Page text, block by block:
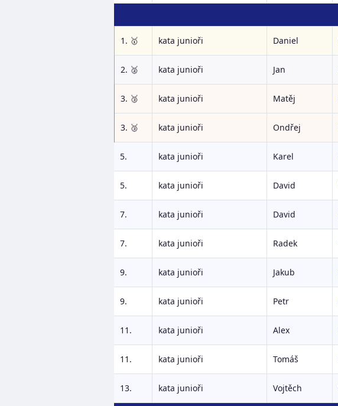
1. 🥇 kata junioři Daniel
2. 🥈 kata junioři Jan
3. 🥉 kata junioři Matěj
3. 🥉 kata junioři Ondřej
5. kata junioři Karel
5. kata junioři David
7. kata junioři David
7. kata junioři Radek
9. kata junioři Jakub
9. kata junioři Petr
11. kata junioři Alex
11. kata junioři Tomáš
13. kata junioři Vojtěch